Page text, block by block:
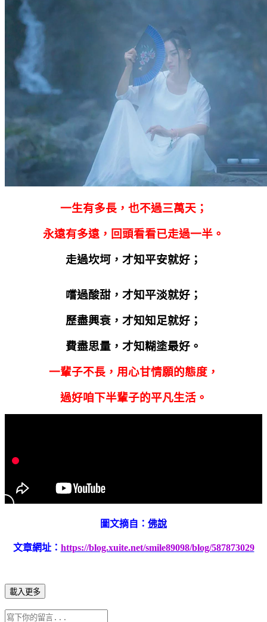
一生有多長，也不過三萬天；
永遠有多遠，回頭看看已走過一半。
走過坎坷，才知平安就好；
嚐過酸甜，才知平淡就好；
歷盡興衰，才知知足就好；
費盡思量，才知糊塗最好。
一輩子不長，用心甘情願的態度，
過好咱下半輩子的平凡生活。
圖文摘自： 佛說
文章網址： https://blog.xuite.net/smile89098/blog/587873029
載入更多